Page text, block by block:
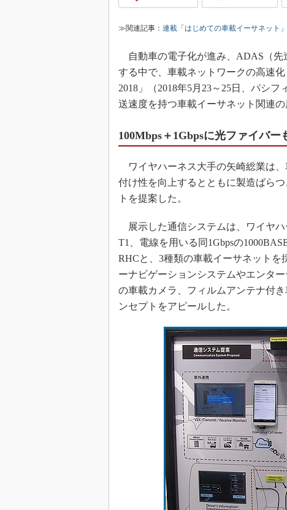
≫関連記事： 連載「はじめての車載イーサネット」
自動車の電子化が進み、ADAS（先
する中で、車載ネットワークの高速
2018」（2018年5月23～25日、パシ
送速度を持つ車載イーサネット関連の
100Mbps＋1Gbpsに光ファイバー
ワイヤハーネス大手の矢崎総業は
付け性を向上するとともに製造ばら
トを提案した。
展示した通信システムは、ワイヤハ
T1、電線を用いる同1Gbpsの
RHCと、3種類の車載イーサネット
ーナビゲーションシステムやエンタ
の車載カメラ、フィルムアンテナ付
ンセプトをアピールした。